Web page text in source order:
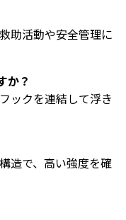
助活動や安全管理に
か？
ックを連結して浮き
造で、高い強度を確